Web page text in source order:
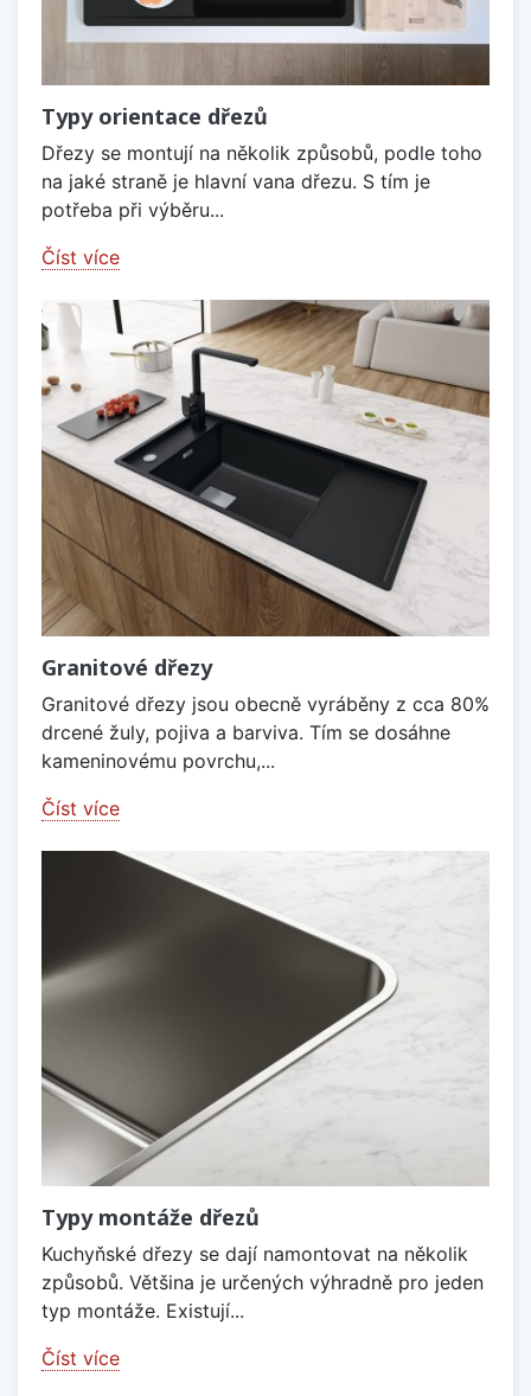
Typy orientace dřezů
Dřezy se montují na několik způsobů, podle toho
na jaké straně je hlavní vana dřezu. S tím je
potřeba při výběru...
Číst více
Granitové dřezy
Granitové dřezy jsou obecně vyráběny z cca 80%
drcené žuly, pojiva a barviva. Tím se dosáhne
kameninovému povrchu,...
Číst více
Typy montáže dřezů
Kuchyňské dřezy se dají namontovat na několik
způsobů. Většina je určených výhradně pro jeden
typ montáže. Existují...
Číst více